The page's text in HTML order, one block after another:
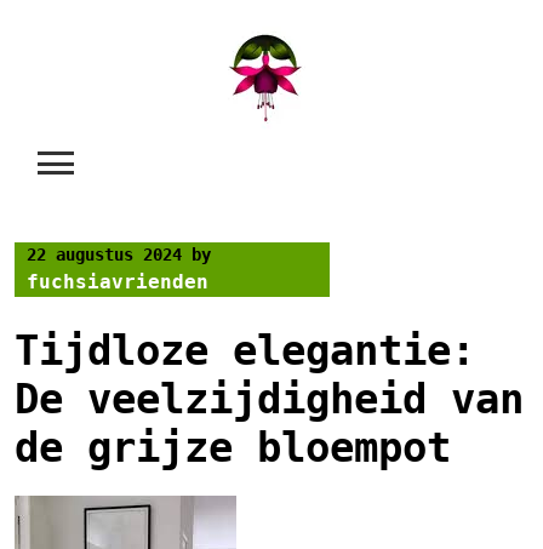
22 augustus 2024 by
fuchsiavrienden
Tijdloze elegantie:
De veelzijdigheid van
de grijze bloempot